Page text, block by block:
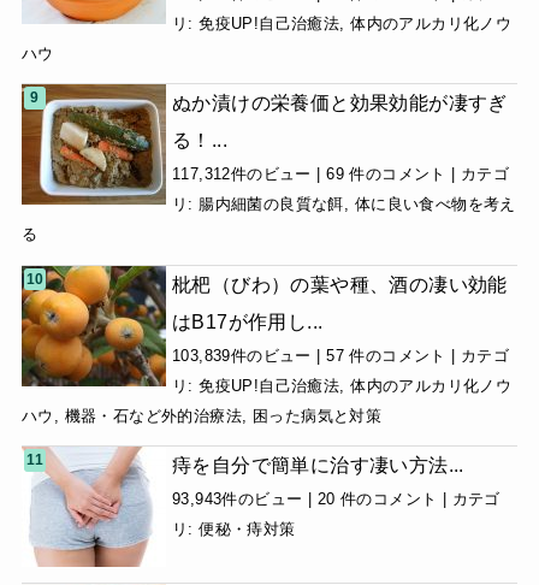
リ:免疫UP!自己治癒法,体内のアルカリ化ノウ
ハウ
ぬか漬けの栄養価と効果効能が凄すぎ
る！...
117,312件のビュー |69 件のコメント
カテゴ
リ: 腸内細菌の良質な餌, 体に良い食べ物を考え
る
枇杷（びわ）の葉や種、酒の凄い効能
はB17が作用し...
103,839件のビュー |57 件のコメント
カテゴ
リ:免疫UP!自己治癒法 ,体内のアルカリ化ノウ
ハウ
機器・石など外的治療法 困った病気と対策
痔を自分で簡単に治す凄い方法...
93,943件のビュー 20 件のコメント
カテゴ
リ:便秘・痔対策